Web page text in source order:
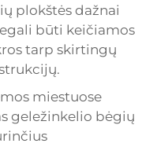
plokštės dažnai
būti keičiamos
tarp skirtingų
miestuose
geležinkelio bėgių